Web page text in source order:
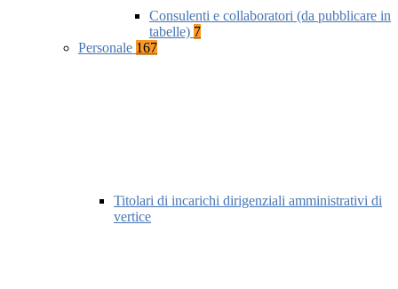
Consulenti e collaboratori (da pubblicare in
tabelle) 7
Personale 167
Titolari di incarichi dirigenziali amministrativi di
vertice